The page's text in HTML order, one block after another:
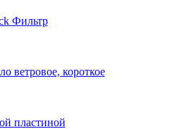
Фильтр
ветровое, короткое
пластиной